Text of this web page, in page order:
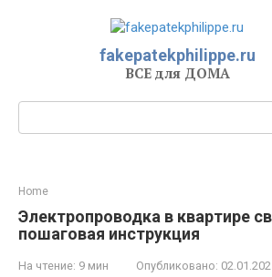
fakepatekphilippe.ru
ВСЕ для ДОМА
Home
Электропроводка в квартире
пошаговая инструкция
На чтение: 9 мин Опубликовано: